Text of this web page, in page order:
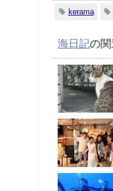
kerama
海日記の